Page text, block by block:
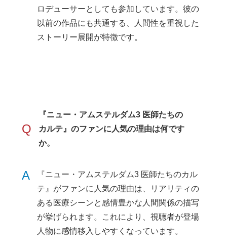
ロデューサーとしても参加しています。彼の
以前の作品にも共通する、人間性を重視した
ストーリー展開が特徴です。
Q
『ニュー・アムステルダム3 医師たちの
カルテ』のファンに人気の理由は何です
か。
A
『ニュー・アムステルダム3 医師たちのカル
テ』がファンに人気の理由は、リアリティの
ある医療シーンと感情豊かな人間関係の描写
が挙げられます。これにより、視聴者が登場
人物に感情移入しやすくなっています。